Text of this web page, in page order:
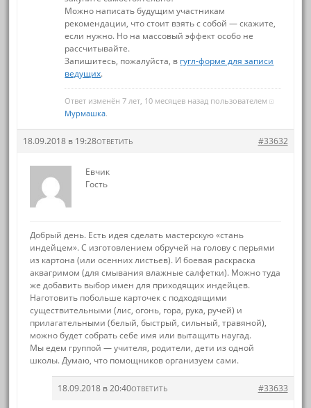
Можно написать будущим участникам
рекомендации, что стоит взять с собой — скажите,
если нужно. Но на массовый эффект особо не
рассчитывайте.
Запишитесь, пожалуйста, в гугл-форме для записи
ведущих.
Ответ изменён 7 лет, 10 месяцев назад пользователем
Мурмашка.
18.09.2018 в 19:28 #33632
ОТВЕТИТЬ
Евчик
Гость
Добрый день. Есть идея сделать мастерскую «стань
индейцем». С изготовлением обручей на голову с перьями
из картона (или осенних листьев). И боевая раскраска
аквагримом (для смывания влажные салфетки). Можно туда
же добавить выбор имен для приходящих индейцев.
Наготовить побольше карточек с подходящими
существительными (лис, огонь, гора, рука, ручей) и
прилагательными (белый, быстрый, сильный, травяной),
можно будет собрать себе имя или вытащить наугад.
Мы едем группой — учителя, родители, дети из одной
школы. Думаю, что помощников организуем сами.
18.09.2018 в 20:40 #33633
ОТВЕТИТЬ